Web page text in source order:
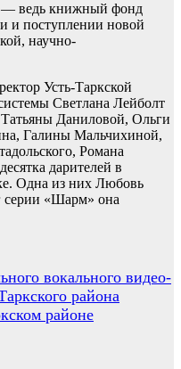
— ведь книжный фонд
и поступлении новой
научно-
Усть-Таркской
Светлана Лейболт
Даниловой, Ольги
Галины Мальчихиной,
Романа
дарителей в
Одна из них Любовь
серии «Шарм» она
вокального видео-
района
районе